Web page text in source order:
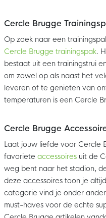
Cercle Brugge
Op zoek naar een
Cercle Brugge trainingspak.
bestaat uit een trainingstrui
om zowel op als naast het
leveren of te genieten van
temperaturen is een Cercle
Cercle Brugge
Laat jouw liefde voor Cercle
favoriete accessoires uit de
weg bent naar het stadion,
deze accessoires toon je
categorie vind je onder
must-haves voor de echte